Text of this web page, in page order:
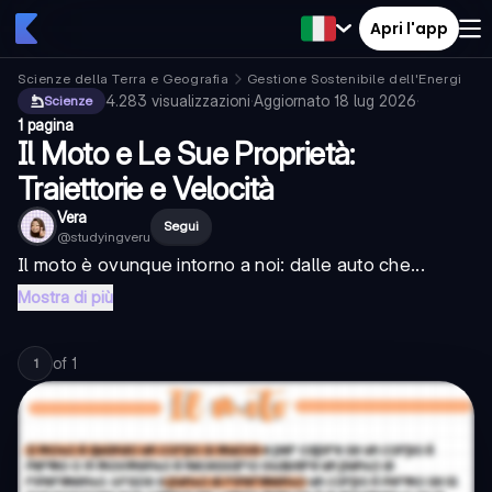
Apri l'app
Scienze della Terra e Geografia
Gestione Sostenibile dell'Energia
Scienze
4.283 visualizzazioni·Aggiornato 18 lug 2026·
1 pagina
Il Moto e Le Sue Proprietà:
Traiettorie e Velocità
Vera
@studyingveru
Segui
Il moto è ovunque intorno a noi: dalle auto che...
Mostra di più
1 of 1